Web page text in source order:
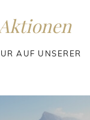
AUF UNSERER